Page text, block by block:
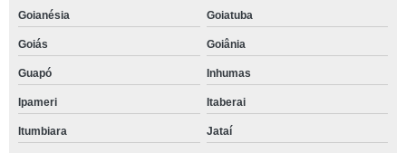
Goianésia Goiatuba
Goiás Goiânia
Guapó Inhumas
Ipameri Itaberai
Itumbiara Jataí